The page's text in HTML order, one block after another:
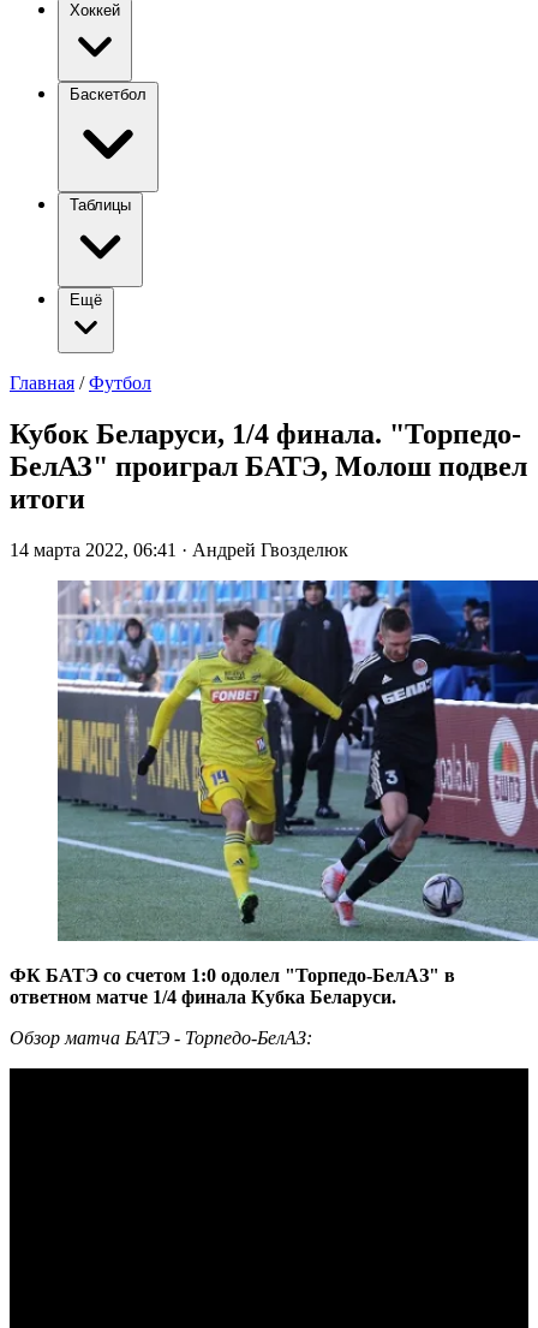
Хоккей
Баскетбол
Таблицы
Ещё
Главная / Футбол
Кубок Беларуси, 1/4 финала. "Торпедо-
БелАЗ" проиграл БАТЭ, Молош подвел
итоги
14 марта 2022, 06:41 · Андрей Гвозделюк
ФК БАТЭ со счетом 1:0 одолел "Торпедо-БелАЗ" в
ответном матче 1/4 финала Кубка Беларуси.
Обзор матча БАТЭ - Торпедо-БелАЗ: